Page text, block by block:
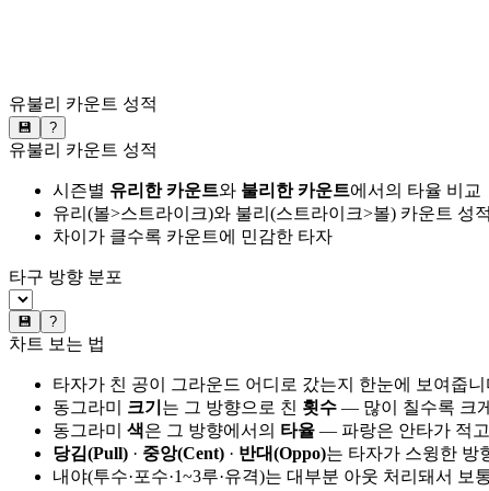
유불리 카운트 성적
💾 ?
유불리 카운트 성적
시즌별 유리한 카운트와 불리한 카운트에서의 타율 비교
유리(볼>스트라이크)와 불리(스트라이크>볼) 카운트 성적
차이가 클수록 카운트에 민감한 타자
타구 방향 분포
💾 ?
차트 보는 법
타자가 친 공이 그라운드 어디로 갔는지 한눈에 보여줍니
동그라미 크기 는 그 방향으로 친 횟수 — 많이 칠수록 크
동그라미 색은 그 방향에서의 타율 — 파랑은 안타가 적
당김(Pull) · 중앙(Cent) · 반대(Oppo)는 타자가 스윙한 방
내야(투수·포수·1~3루·유격)는 대부분 아웃 처리돼서 보